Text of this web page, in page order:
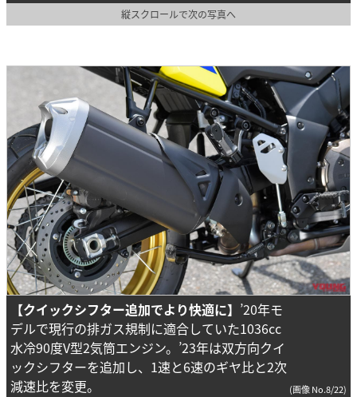
縦スクロールで次の写真へ
【クイックシフター追加でより快適に】 ’20年モ
デルで現行の排ガス規制に適合していた1036cc
水冷90度V型2気筒エンジン。’23年は双方向クイ
ックシフターを追加し、1速と6速のギヤ比と2次
減速比を変更。
(画像 No.8/22)